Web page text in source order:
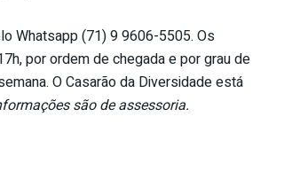
Whatsapp (71) 9 9606-5505. Os
por ordem de chegada e por grau de
O Casarão da Diversidade está
são de assessoria.